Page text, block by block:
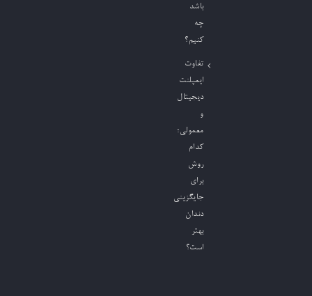
باشد
چه
کنیم؟
تفاوت
ایمپلنت
دیجیتال
و
معمولی؛
کدام
روش
برای
جایگزینی
دندان
بهتر
است؟